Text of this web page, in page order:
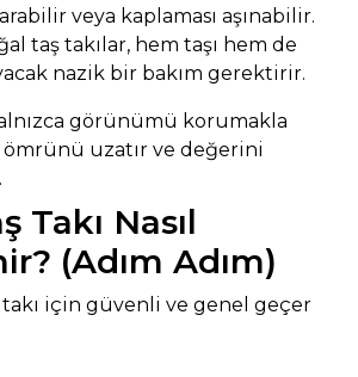
veya kaplaması aşınabilir.
taş takılar, hem taşı hem de
nazik bir bakım gerektirir.
görünümü korumakla
ömrünü uzatır ve değerini
Takı Nasıl
(Adım Adım)
için güvenli ve genel geçer